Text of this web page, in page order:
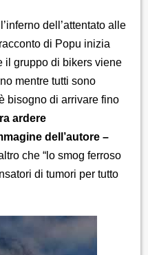
dell’attentato alle
di Popu inizia
il gruppo di bikers viene
mentre tutti sono
bisogno di arrivare fino
ardere
dell’autore –
che “lo smog ferroso
di tumori per tutto